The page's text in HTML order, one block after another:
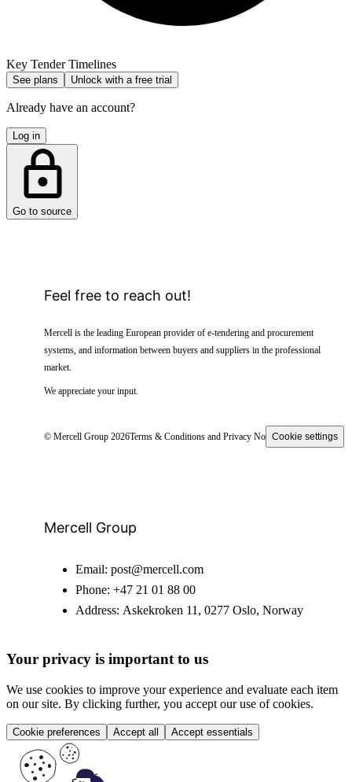
Key Tender Timelines
See plans Unlock with a free trial
Already have an account?
Log in
Go to source
Feel free to reach out!
Mercell is the leading European provider of e-tendering and procurement
systems, and information between buyers and suppliers in the professional
market.
We appreciate your input.
© Mercell Group 2026Terms & Conditions and Privacy NoticeCookie settings
Mercell Group
Email: post@mercell.com
Phone: +47 21 01 88 00
Address: Askekroken 11, 0277 Oslo, Norway
Your privacy is important to us
We use cookies to improve your experience and evaluate each item
on our site. By clicking further, you accept our use of cookies.
Cookie preferences Accept all Accept essentials